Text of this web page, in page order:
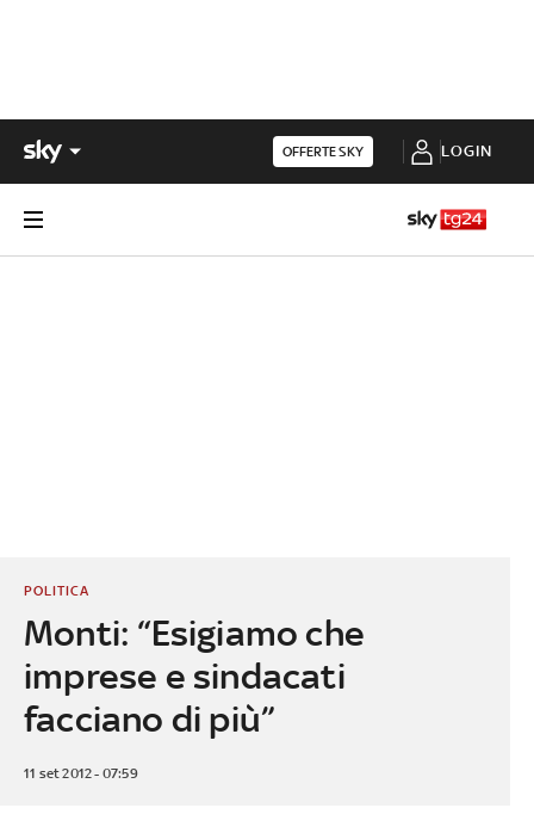
OFFERTE SKY LOGIN
Monti: “Esigiamo che
imprese e sindacati
facciano di più”
POLITICA
11 set 2012 - 07:59